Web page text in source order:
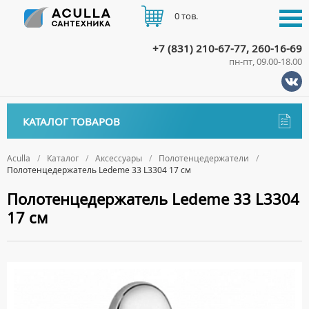
Aculla Каталог Аксессуары
Полотенцедержатели
Полотенцедержатель Ledeme 33 L3304 17 см
Полотенцедержатель Ledeme 33 L3304
17 см
КАТАЛОГ ТОВАРОВ
ДИСПЕНСЕРЫ
ДОЗАТОРЫ ДЛЯ МЫЛА
ЕРШИКИ
ПОЛОТЕНЦЕДЕРЖАТЕЛИ
+7 (831) 210-67-77, 260-16-69
пн-пт, 09.00-18.00
0 тов.
ДОСТАВКА
ОПЛАТА